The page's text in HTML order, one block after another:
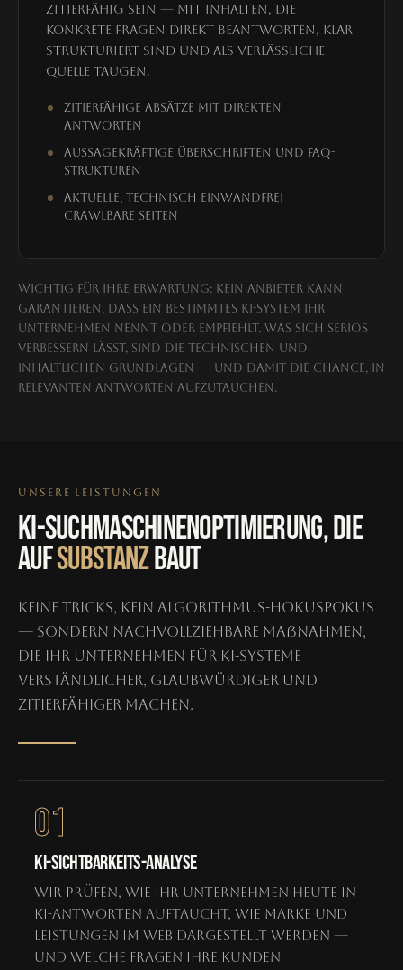
zitierfähig sein — mit Inhalten, die
konkrete Fragen direkt beantworten, klar
strukturiert sind und als verlässliche
Quelle taugen.
Zitierfähige Absätze mit direkten
Antworten
Aussagekräftige Überschriften und FAQ-
Strukturen
Aktuelle, technisch einwandfrei
crawlbare Seiten
Wichtig für Ihre Erwartung: Kein Anbieter kann
garantieren, dass ein bestimmtes KI-System Ihr
Unternehmen nennt oder empfiehlt. Was sich seriös
verbessern lässt, sind die technischen und
inhaltlichen Grundlagen — und damit die Chance, in
relevanten Antworten aufzutauchen.
UNSERE LEISTUNGEN
KI-SUCHMASCHINEN­OPTIMIERUNG, DIE
AUFSUBSTANZBAUT
Keine Tricks, kein Algorithmus-Hokuspokus
— sondern nachvollziehbare Maßnahmen,
die Ihr Unternehmen für KI-Systeme
verständlicher, glaubwürdiger und
zitierfähiger machen.
01
KI-SICHTBARKEITS-ANALYSE
Wir prüfen, wie Ihr Unternehmen heute in
KI-Antworten auftaucht, wie Marke und
Leistungen im Web dargestellt werden —
und welche Fragen Ihre Kunden